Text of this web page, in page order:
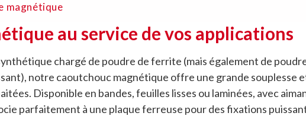
magnétique
au service de vos applications
chargé de poudre de ferrite (mais également de
notre caoutchouc magnétique offre une grande souplesse
Disponible en bandes, feuilles lisses ou laminées, avec
parfaitement à une plaque ferreuse pour des fixations